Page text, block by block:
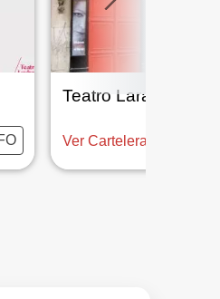
Teatro Lara
Ver Cartelera